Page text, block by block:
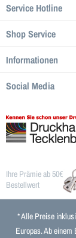
Service Hotline
Shop Service
Informationen
Social Media
Ihre Prämie ab 50€
Bestellwert
* Alle Preise
Europas. Ab